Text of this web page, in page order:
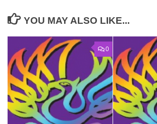
YOU MAY ALSO LIKE...
0